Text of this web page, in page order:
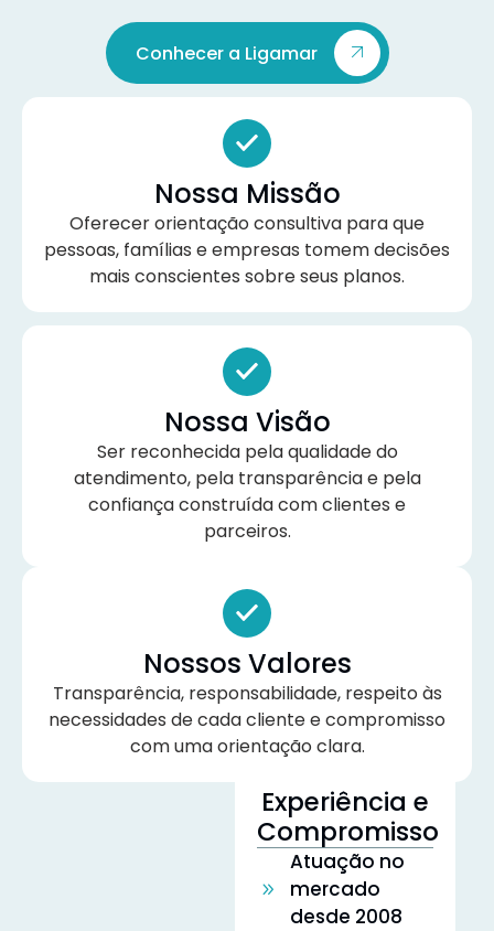
Conhecer a Ligamar
Nossa Missão
Oferecer orientação consultiva para que
pessoas, famílias e empresas tomem decisões
mais conscientes sobre seus planos.
Nossa Visão
Ser reconhecida pela qualidade do
atendimento, pela transparência e pela
confiança construída com clientes e
parceiros.
Nossos Valores
Transparência, responsabilidade, respeito às
necessidades de cada cliente e compromisso
com uma orientação clara.
Experiência e
Compromisso
Atuação no
mercado
desde 2008